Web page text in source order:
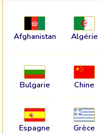
Afghanistan Algérie
Bulgarie Chine
Espagne Grèce